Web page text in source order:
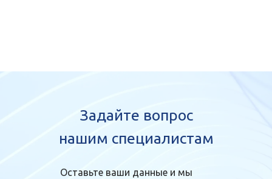
Задайте вопрос
нашим специалистам
Оставьте ваши данные и мы